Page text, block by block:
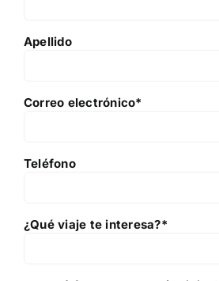
Apellido
Correo electrónico*
Teléfono
¿Qué viaje te interesa?*